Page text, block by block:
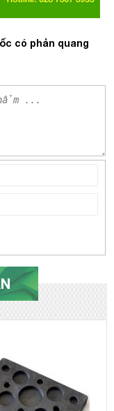
có phản quang